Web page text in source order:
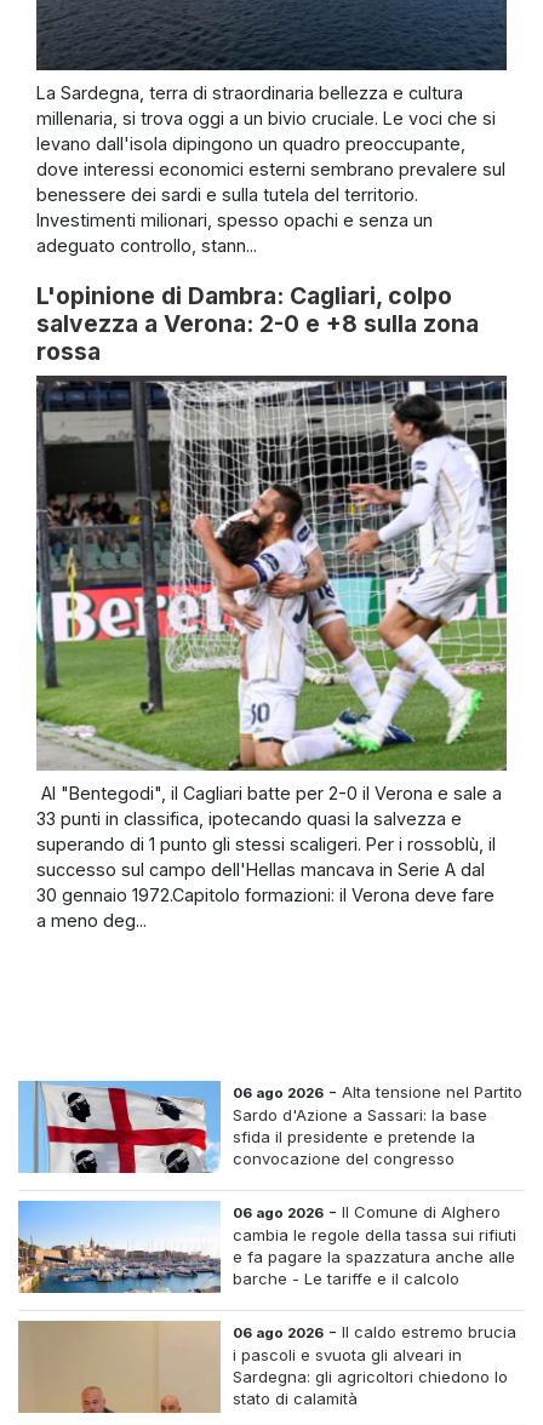
La Sardegna, terra di straordinaria bellezza e cultura
millenaria, si trova oggi a un bivio cruciale. Le voci che si
levano dall'isola dipingono un quadro preoccupante,
dove interessi economici esterni sembrano prevalere sul
benessere dei sardi e sulla tutela del territorio.
Investimenti milionari, spesso opachi e senza un
adeguato controllo, stann...
L'opinione di Dambra: Cagliari, colpo
salvezza a Verona: 2-0 e +8 sulla zona
rossa
Al "Bentegodi", il Cagliari batte per 2-0 il Verona e sale a
33 punti in classifica, ipotecando quasi la salvezza e
superando di 1 punto gli stessi scaligeri. Per i rossoblù, il
successo sul campo dell'Hellas mancava in Serie A dal
30 gennaio 1972.Capitolo formazioni: il Verona deve fare
a meno deg...
06 ago 2026 -Alta tensione nel Partito
Sardo d'Azione a Sassari: la base
sfida il presidente e pretende la
convocazione del congresso
06 ago 2026 -Il Comune di Alghero
cambia le regole della tassa sui rifiuti
e fa pagare la spazzatura anche alle
barche - Le tariffe e il calcolo
06 ago 2026 -Il caldo estremo brucia
i pascoli e svuota gli alveari in
Sardegna: gli agricoltori chiedono lo
stato di calamità